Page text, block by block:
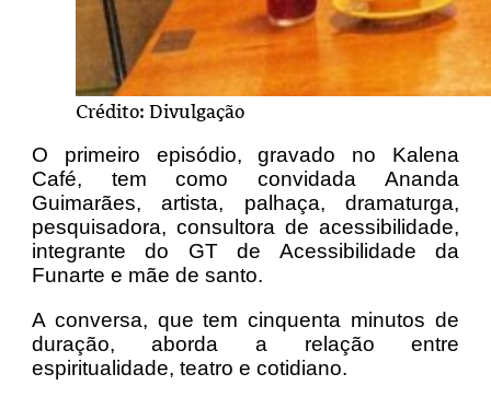
Crédito: Divulgação
O primeiro episódio, gravado no Kalena
Café, tem como convidada Ananda
Guimarães, artista, palhaça, dramaturga,
pesquisadora, consultora de acessibilidade,
integrante do GT de Acessibilidade da
Funarte e mãe de santo.
A conversa, que tem cinquenta minutos de
duração, aborda a relação entre
espiritualidade, teatro e cotidiano.